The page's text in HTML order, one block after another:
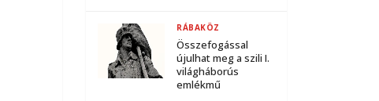
Összefogással
újulhat meg a szili I.
világháborús
emlékmű
RÁBAKÖZ